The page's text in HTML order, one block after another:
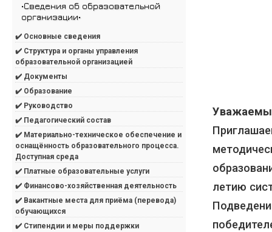
летию
•Сведения об образовательной
организации•
✔️ Основные сведения
✔️ Структура и органы управления
образовательной организацией
✔️ Документы
✔️ Образование
✔️ Руководство
✔️ Педагогический состав
✔️ Материально-техническое обеспечение и
оснащённость образовательного процесса.
Доступная среда
✔️ Платные образовательные услуги
✔️ Финансово-хозяйственная деятельность
✔️ Вакантные места для приёма (перевода)
обучающихся
✔️ Стипендии и меры поддержки